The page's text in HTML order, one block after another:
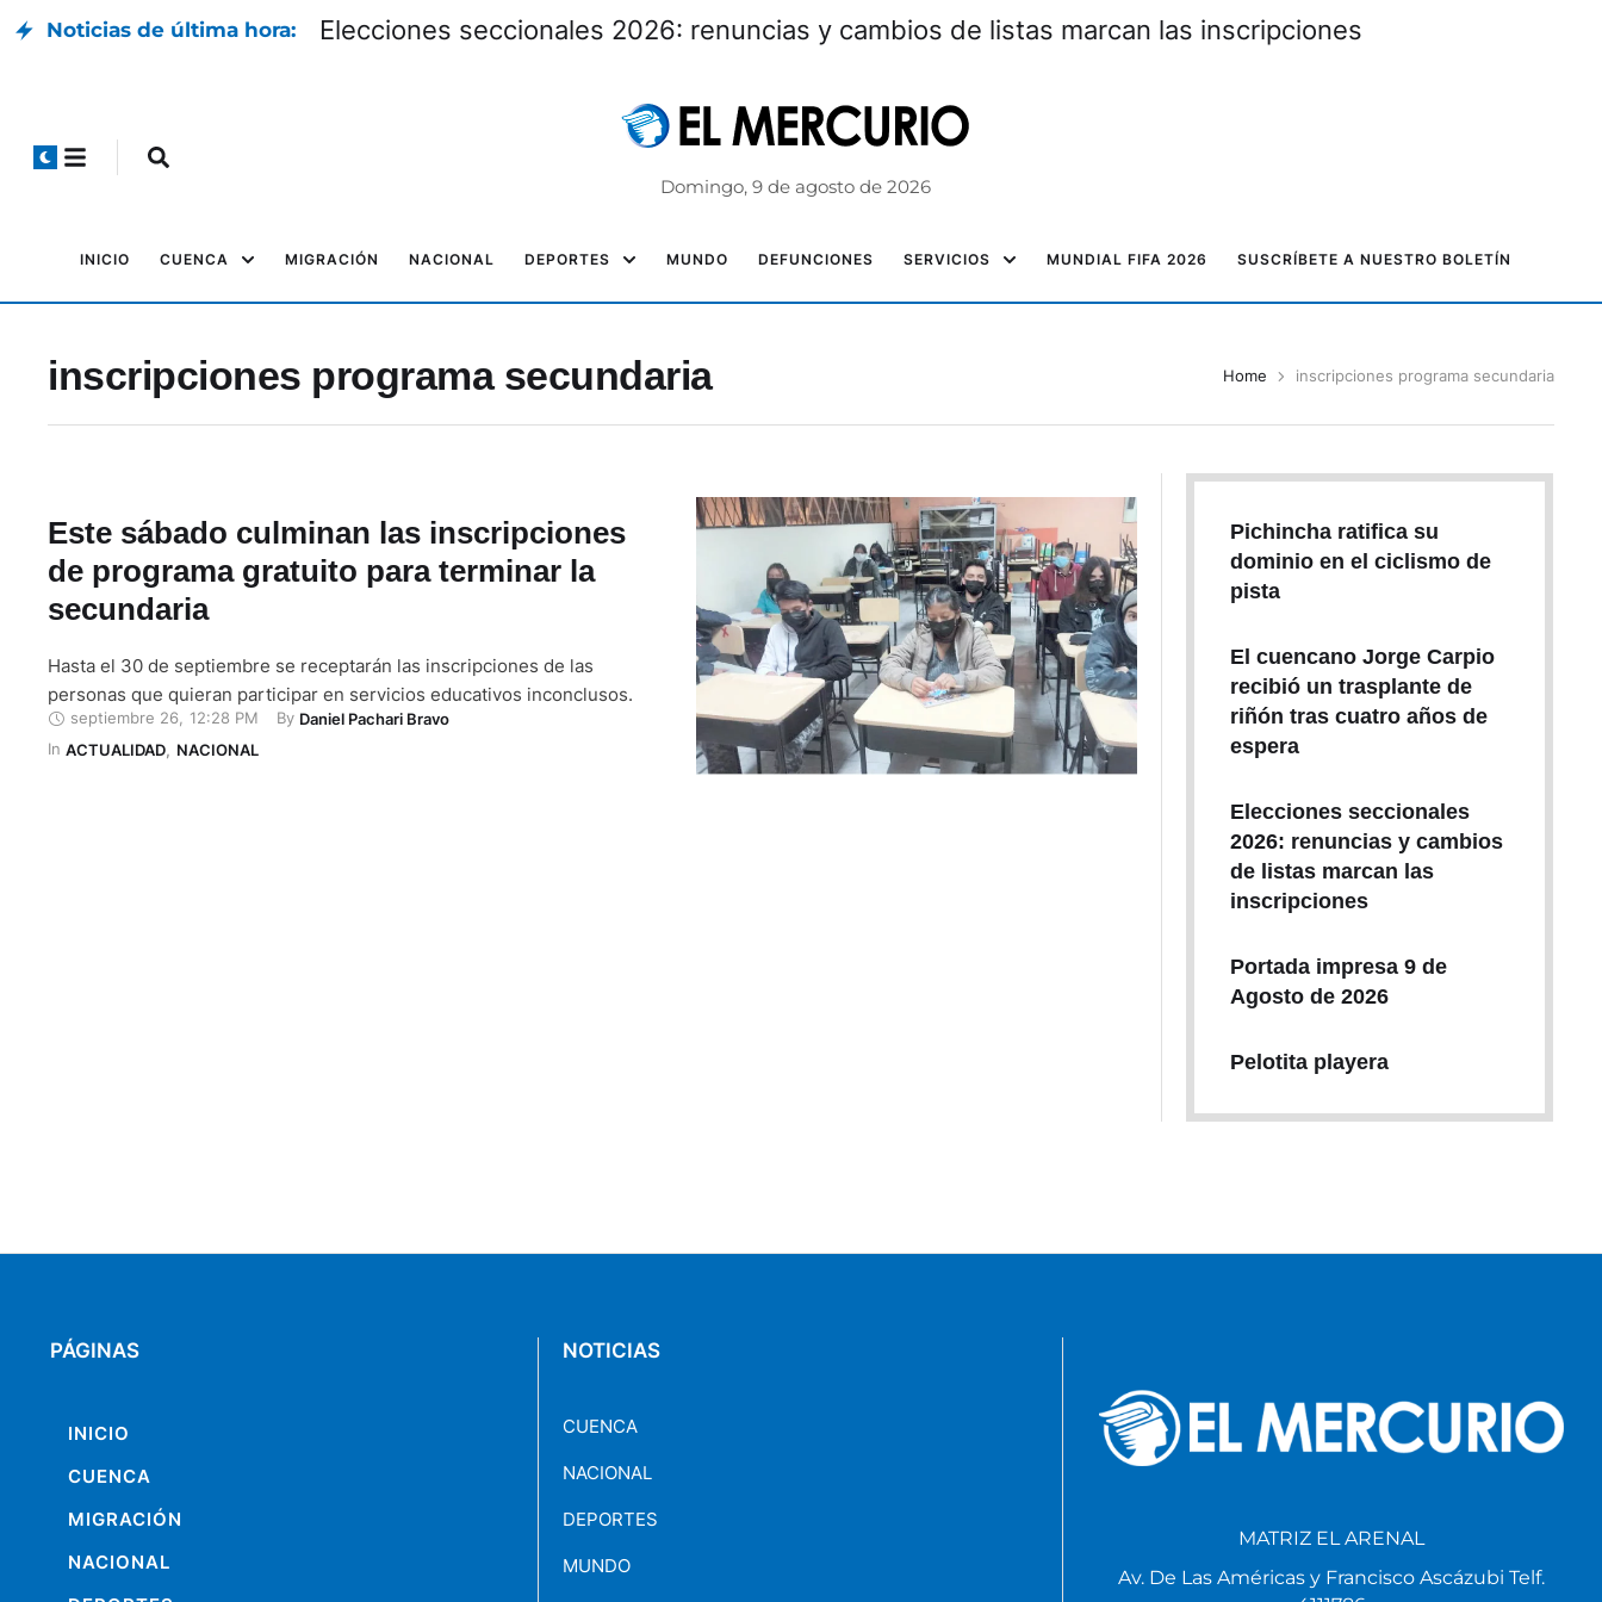
Noticias de última hora: Elecciones seccionales 2026: renuncias y cambios de listas marcan las inscripciones
Domingo, 9 de agosto de 2026
INICIO CUENCA MIGRACIÓN NACIONAL DEPORTES MUNDO DEFUNCIONES SERVICIOS MUNDIAL FIFA 2026 SUSCRÍBETE A NUESTRO BOLETÍN
inscripciones programa secundaria Home inscripciones programa secundaria
Este sábado culminan las inscripciones
de programa gratuito para terminar la
secundaria
Hasta el 30 de septiembre se receptarán las inscripciones de las
personas que quieran participar en servicios educativos inconclusos.
septiembre 26 12:28 PM By Daniel Pachari Bravo
In ACTUALIDAD, NACIONAL
Pichincha ratifica su
dominio en el ciclismo de
pista
El cuencano Jorge Carpio
recibió un trasplante de
riñón tras cuatro años de
espera
Elecciones seccionales
2026: renuncias y cambios
de listas marcan las
inscripciones
Portada impresa 9 de
Agosto de 2026
Pelotita playera
PÁGINAS
INICIO
CUENCA
MIGRACIÓN
NACIONAL
NOTICIAS
CUENCA
NACIONAL
DEPORTES
MUNDO
MATRIZ EL ARENAL
Av. De Las Américas y Francisco Ascázubi Telf.